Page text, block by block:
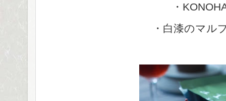
・
・白漆のマル